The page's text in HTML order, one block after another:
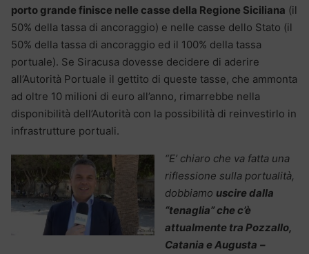
porto grande finisce nelle casse della Regione Siciliana (il
50% della tassa di ancoraggio) e nelle casse dello Stato (il
50% della tassa di ancoraggio ed il 100% della tassa
portuale). Se Siracusa dovesse decidere di aderire
all’Autorità Portuale il gettito di queste tasse, che ammonta
ad oltre 10 milioni di euro all’anno, rimarrebbe nella
disponibilità dell’Autorità con la possibilità di reinvestirlo in
infrastrutture portuali.
“E’ chiaro che va fatta una
riflessione sulla portualità,
dobbiamo uscire dalla
“tenaglia” che c’è
attualmente tra Pozzallo,
Catania e Augusta –